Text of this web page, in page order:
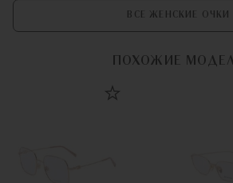
ВСЕ ЖЕНСКИЕ ОЧКИ
ПОХОЖИЕ